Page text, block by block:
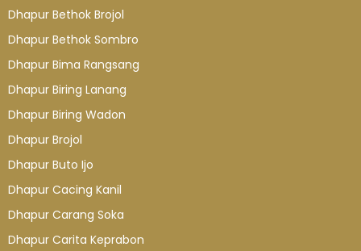
Dhapur Bethok Brojol
Dhapur Bethok Sombro
Dhapur Bima Rangsang
Dhapur Biring Lanang
Dhapur Biring Wadon
Dhapur Brojol
Dhapur Buto Ijo
Dhapur Cacing Kanil
Dhapur Carang Soka
Dhapur Carita Keprabon